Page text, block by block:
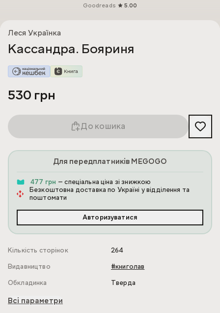
Goodreads 5.00
Леся Українка
Кассандра. Бояриня
530 грн
До кошика
Для передплатників MEGOGO
477 грн — спеціальна ціна зі знижкою
Безкоштовна доставка по Україні у відділення та
поштомати
Авторизуватися
Кількість сторінок
264
Видавництво
#книголав
Обкладинка
Тверда
Всі параметри